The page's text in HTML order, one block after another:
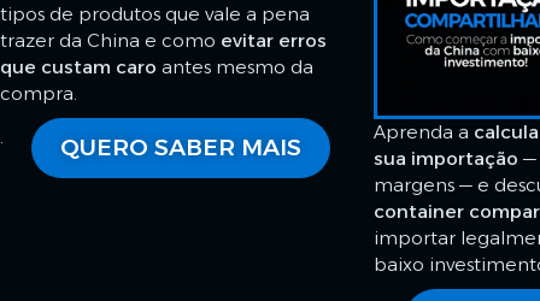
tipos de produtos que vale a pena
trazer da China e como evitar erros
que custam caro antes mesmo da
compra.
.
QUERO SABER MAIS
Aprenda a
sua importação —
margens — e
container
importar
baixo